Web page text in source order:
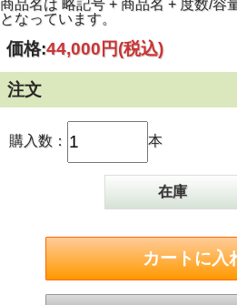
【テイスティングノート】
香り：ヴァニラ香、クレームブリ
ゴ、洋ナシ、ナツメグのノート
味わい：ハチミツとクローブの甘
レート、デーツ、スパイスへ移り
余韻：穏やかでウッディなノート
商品名は 略記号 + 商品名 + 度数/容
となっています。
価格:44,000円(税込)
注文
購入数： 本
在庫